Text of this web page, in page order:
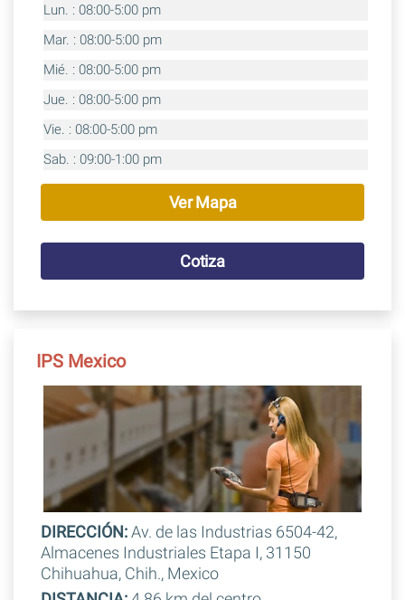
Lun. : 08:00-5:00 pm
Mar. : 08:00-5:00 pm
Mié. : 08:00-5:00 pm
Jue. : 08:00-5:00 pm
Vie. : 08:00-5:00 pm
Sab. : 09:00-1:00 pm
Ver Mapa
Cotiza
IPS Mexico
DIRECCIÓN:Av. de las Industrias 6504-42,
Almacenes Industriales Etapa I, 31150
Chihuahua, Chih., Mexico